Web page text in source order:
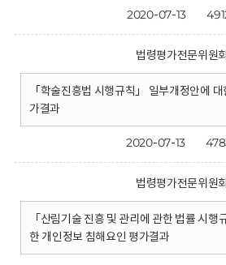
2020-07-13
법령평가전문위원회
「학술진흥법 시행규칙」 일부개정안에
가결과
2020-07-13
법령평가전문위원회
「산림기술 진흥 및 관리에 관한 법률 시행
한 개인정보 침해요인 평가결과